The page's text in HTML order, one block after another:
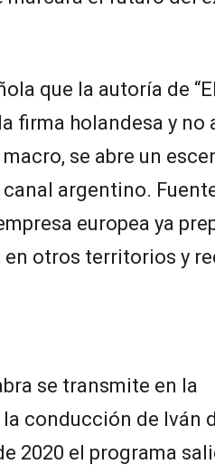
que la autoría de
firma holandesa y no
se abre un
argentino.
europea ya
otros territorios y
se transmite en la
conducción de Iván
2020 el programa